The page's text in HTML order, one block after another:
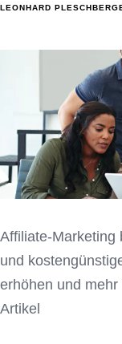
LEONHARD
Affiliate-Marketing
und
erhöhen und
Artikel